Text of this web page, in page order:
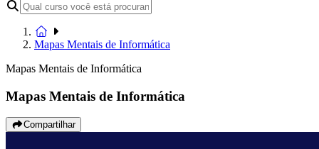
Mapas Mentais de Informática
Mapas Mentais de Informática
Mapas Mentais de Informática
Compartilhar